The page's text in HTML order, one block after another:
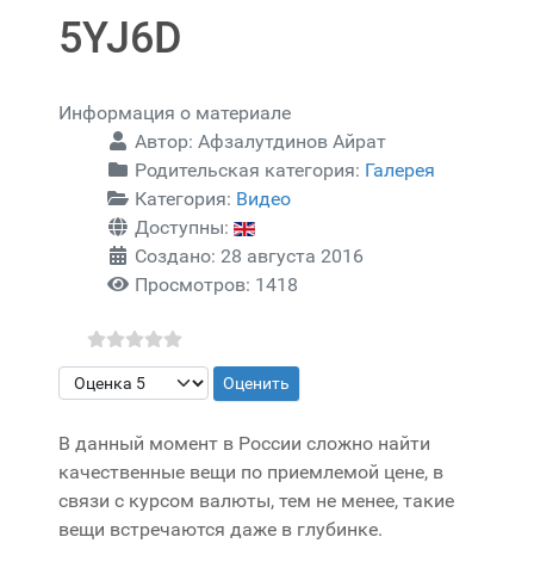
5YJ6D
Информация о материале
Автор: Афзалутдинов Айрат
Родительская категория: Галерея
Категория: Видео
Доступны:
Создано: 28 августа 2016
Просмотров: 1418
Пожалуйста, оцените
В данный момент в России сложно найти
качественные вещи по приемлемой цене, в
связи с курсом валюты, тем не менее, такие
вещи встречаются даже в глубинке.